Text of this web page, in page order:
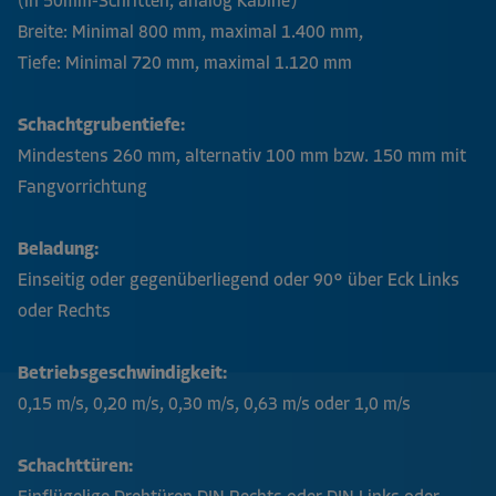
Breite: Minimal 800 mm, maximal 1.400 mm,
Tiefe: Minimal 720 mm, maximal 1.120 mm
Schachtgrubentiefe:
Mindestens 260 mm, alternativ 100 mm bzw. 150 mm mit
Fangvorrichtung
Beladung:
Einseitig oder gegenüberliegend oder 90° über Eck Links
oder Rechts
Betriebsgeschwindigkeit:
0,15 m/s, 0,20 m/s, 0,30 m/s, 0,63 m/s oder 1,0 m/s
Schachttüren: